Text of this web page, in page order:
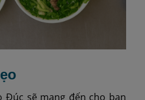
Đúc sẽ mang đến cho bạn